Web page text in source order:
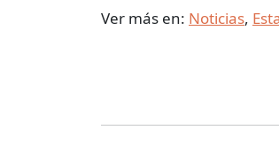
Ver más en: Noticias,